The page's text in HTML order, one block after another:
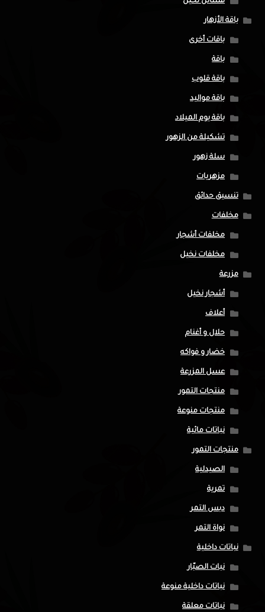
باقة الأزهار
باقات أخرى
باقة
باقة قلوب
باقة مواليد
باقة يوم الميلاد
تشكيلة من الزهور
سلة زهور
مزهريات
تنسيق حدائق
مخلفات
مخلفات أشجار
مخلفات نخيل
مزرعة
أشجار نخيل
أعلاف
حلال و أغنام
خضار و فواكه
عسل المزرعة
منتجات التمور
منتجات منوعة
نباتات مائية
منتجات التمور
الصيدلية
تمرية
دبس التمر
نواة التمر
نباتات داخلية
نبات الصبّار
نباتات داخلية منوعة
نباتات معلقة